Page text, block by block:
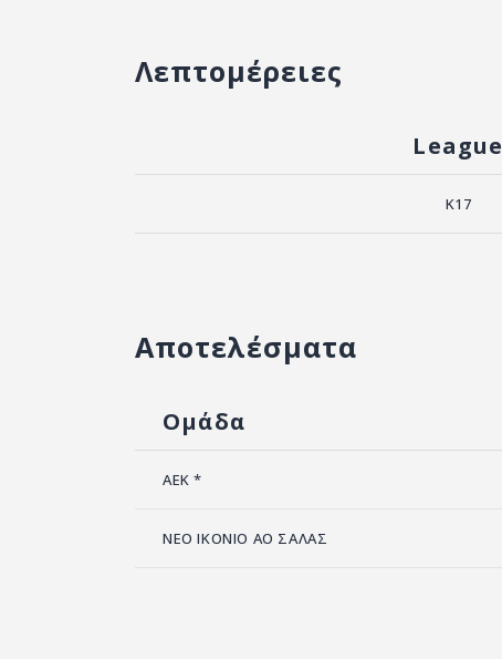
Λεπτομέρειες
League
Κ17
Αποτελέσματα
Ομάδα
ΑΕΚ *
ΝΕΟ ΙΚΟΝΙΟ ΑΟ ΣΑΛΑΣ